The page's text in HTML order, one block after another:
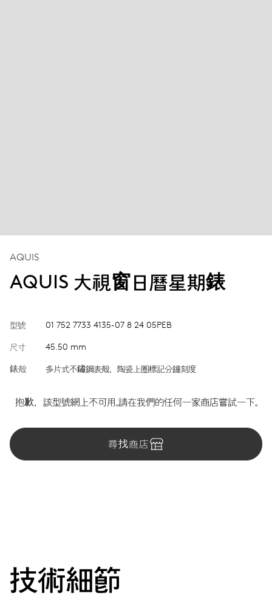
AQUIS
AQUIS 大視窗日曆星期錶
型號 01 752 7733 4135-07 8 24 05PEB
尺寸 45.50 mm
錶殼 多片式不鏽鋼表殼，陶瓷上圈標記分鐘刻度
抱歉，該型號網上不可用。請在我們的任何一家商店嘗試一下。
尋找商店
技術細節